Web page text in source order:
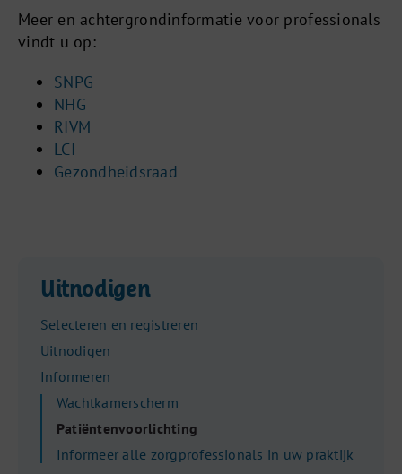
Meer en achtergrondinformatie voor professionals
vindt u op:
SNPG
NHG
RIVM
LCI
Gezondheidsraad
Uitnodigen
Selecteren en registreren
Uitnodigen
Informeren
Wachtkamerscherm
Patiëntenvoorlichting
Informeer alle zorgprofessionals in uw praktijk